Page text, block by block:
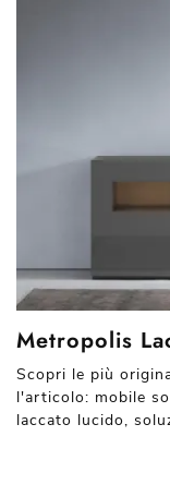
Metropolis
Scopri le più
l'articolo: mobile
laccato lucido,